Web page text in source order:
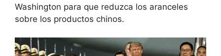
Washington para que reduzca los aranceles
sobre los productos chinos.